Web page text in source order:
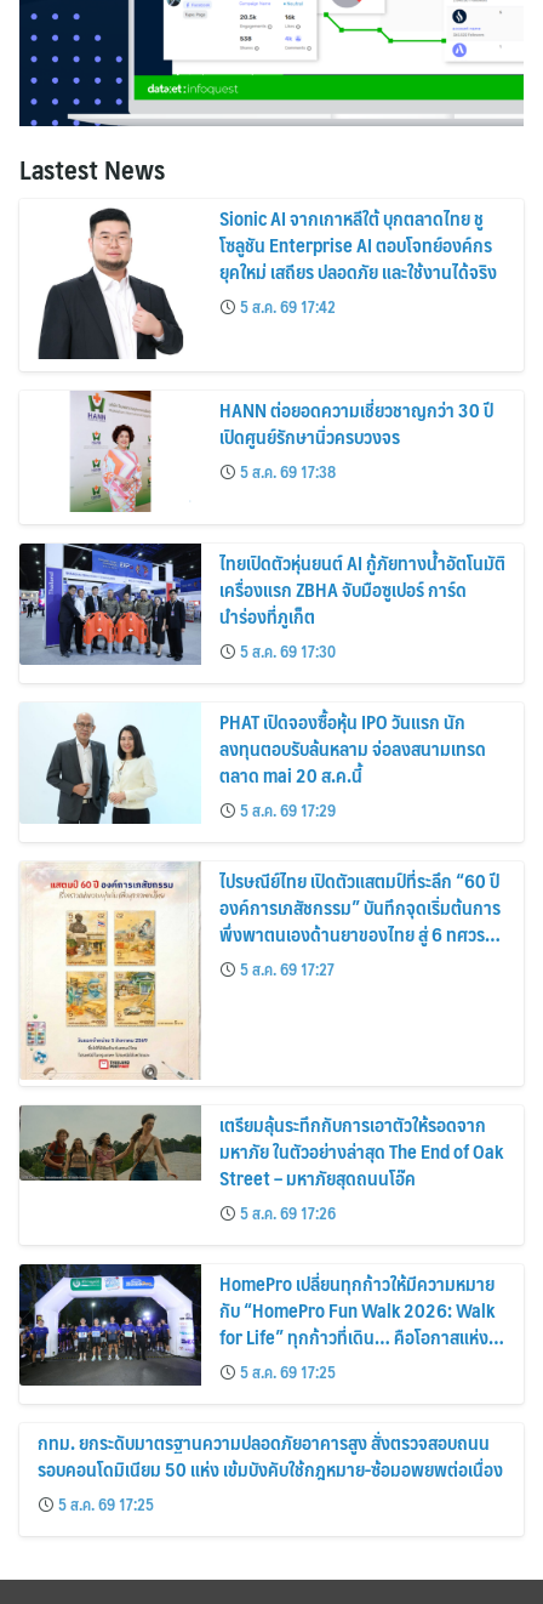
Lastest News
Sionic AI จากเกาหลีใต้ บุกตลาดไทย ชู
โซลูชัน Enterprise AI ตอบโจทย์องค์กร
ยุคใหม่ เสถียร ปลอดภัย และใช้งานได้จริง
5 ส.ค. 69 17:42
HANN ต่อยอดความเชี่ยวชาญกว่า 30 ปี
เปิดศูนย์รักษานิ่วครบวงจร
5 ส.ค. 69 17:38
ไทยเปิดตัวหุ่นยนต์ AI กู้ภัยทางน้ำอัตโนมัติ
เครื่องแรก ZBHA จับมือซูเปอร์ การ์ด
นำร่องที่ภูเก็ต
5 ส.ค. 69 17:30
PHAT เปิดจองซื้อหุ้น IPO วันแรก นัก
ลงทุนตอบรับล้นหลาม จ่อลงสนามเทรด
ตลาด mai 20 ส.ค.นี้
5 ส.ค. 69 17:29
ไปรษณีย์ไทย เปิดตัวแสตมป์ที่ระลึก “60 ปี
องค์การเภสัชกรรม” บันทึกจุดเริ่มต้นการ
พึ่งพาตนเองด้านยาของไทย สู่ 6 ทศวรรษ
แห่งการพัฒนาสุขภาพคนไทย
5 ส.ค. 69 17:27
เตรียมลุ้นระทึกกับการเอาตัวให้รอดจาก
มหาภัย ในตัวอย่างล่าสุด The End of Oak
Street – มหาภัยสุดถนนโอ๊ค
5 ส.ค. 69 17:26
HomePro เปลี่ยนทุกก้าวให้มีความหมาย
กับ “HomePro Fun Walk 2026: Walk
for Life” ทุกก้าวที่เดิน… คือโอกาสแห่ง
การมีชีวิต
5 ส.ค. 69 17:25
กทม. ยกระดับมาตรฐานความปลอดภัยอาคารสูง สั่งตรวจสอบถนน
รอบคอนโดมิเนียม 50 แห่ง เข้มบังคับใช้กฎหมาย-ซ้อมอพยพต่อเนื่อง
5 ส.ค. 69 17:25